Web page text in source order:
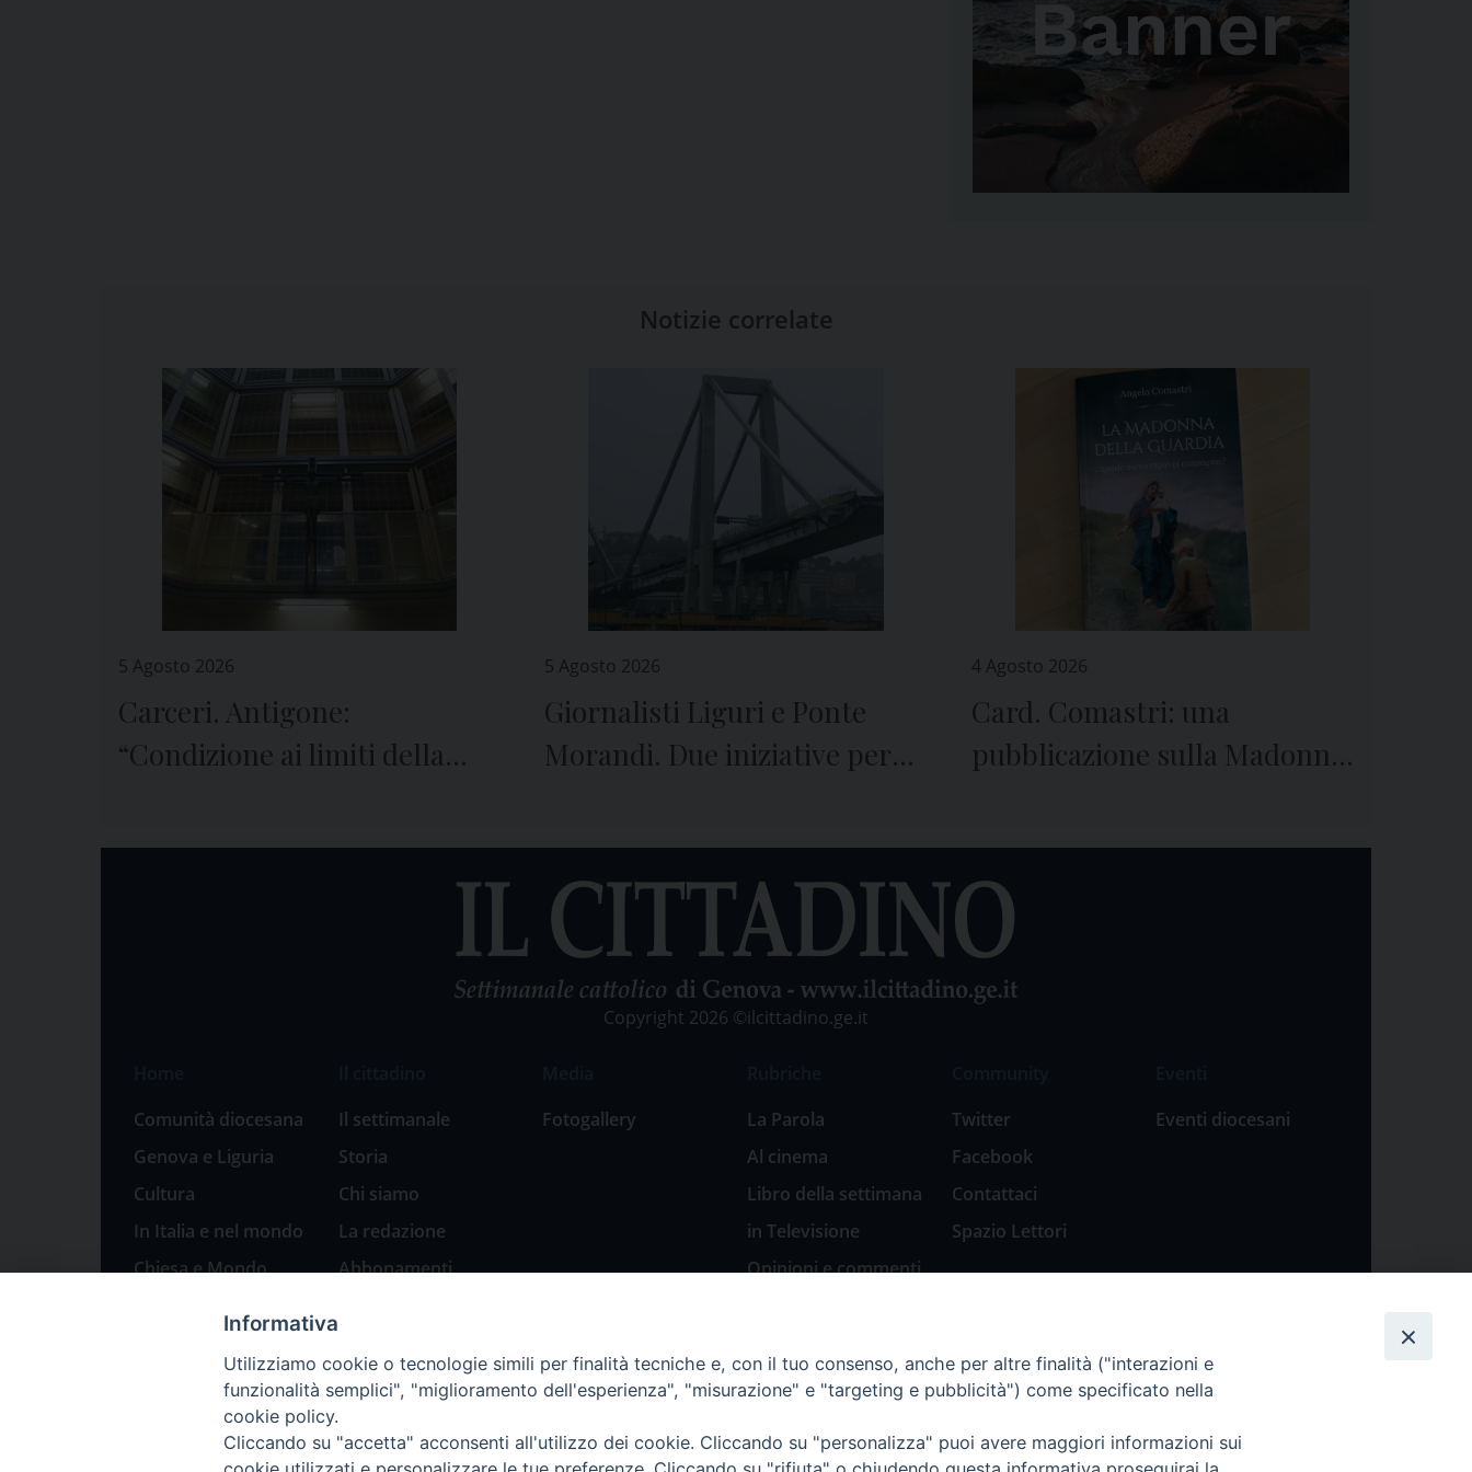
Notizie correlate
5 Agosto 2026
Carceri. Antigone:
“Condizione ai limiti della
5 Agosto 2026
Giornalisti Liguri e Ponte
Morandi. Due iniziative per
4 Agosto 2026
Card. Comastri: una
pubblicazione sulla Madonna
preghiera
Copyright 2026 ©ilcittadino.ge.it
Comunità diocesana
Genova e Liguria
Cultura
In Italia e nel mondo
Chiesa e Mondo
Natale 2023: presepi
Il settimanale
Storia
Chi siamo
La redazione
Abbonamenti
Fotogallery
La Parola
Al cinema
Libro della settimana
in Televisione
Opinioni e commenti
Natale 2018: Presepi
in Diocesi
Natale 2020: Presepi
nella Diocesi di
Twitter
Facebook
Contattaci
Spazio Lettori
Eventi diocesani
Informativa
Utilizziamo cookie o tecnologie simili per finalità tecniche e, con il tuo consenso, anche per altre finalità ("interazioni e
funzionalità semplici", "miglioramento dell'esperienza", "misurazione" e "targeting e pubblicità") come specificato nella
cookie policy.
Cliccando su "accetta" acconsenti all'utilizzo dei cookie. Cliccando su "personalizza" puoi avere maggiori informazioni sui